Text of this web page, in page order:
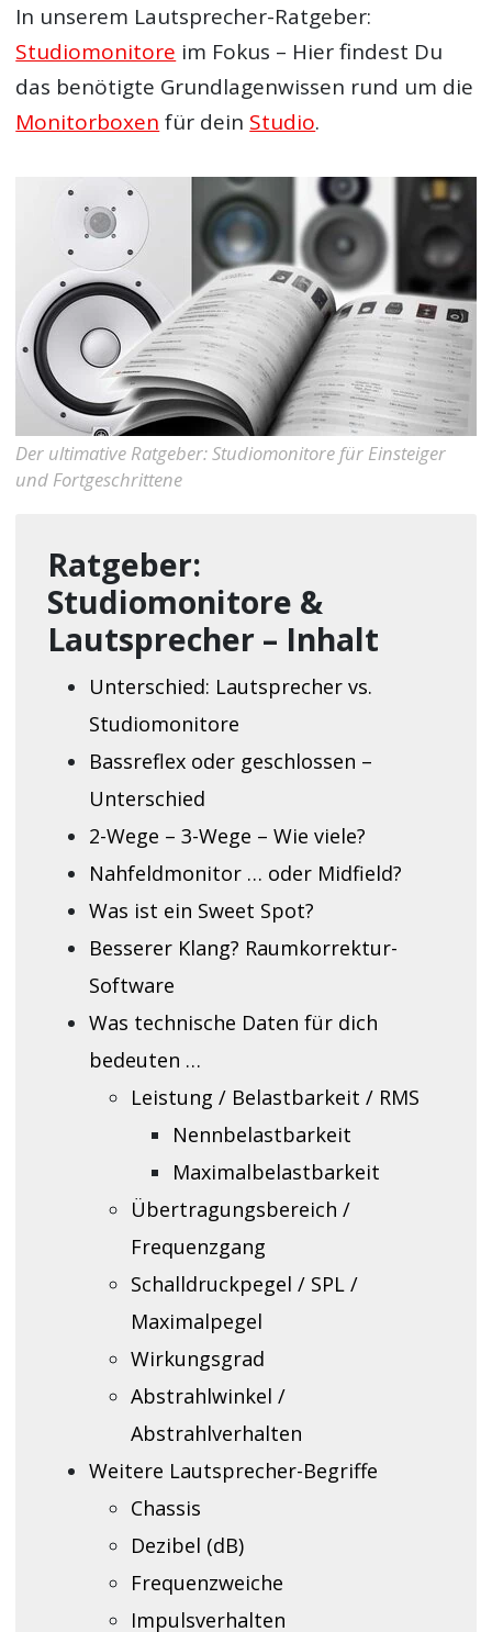
In unserem Lautsprecher-Ratgeber:
Studiomonitore im Fokus – Hier findest Du
das benötigte Grundlagenwissen rund um die
Monitorboxen für dein Studio.
Der ultimative Ratgeber: Studiomonitore für Einsteiger
und Fortgeschrittene
Ratgeber:
Studiomonitore &
Lautsprecher – Inhalt
Unterschied: Lautsprecher vs.
Studiomonitore
Bassreflex oder geschlossen –
Unterschied
2-Wege – 3-Wege – Wie viele?
Nahfeldmonitor … oder Midfield?
Was ist ein Sweet Spot?
Besserer Klang? Raumkorrektur-
Software
Was technische Daten für dich
bedeuten …
Leistung / Belastbarkeit / RMS
Nennbelastbarkeit
Maximalbelastbarkeit
Übertragungsbereich /
Frequenzgang
Schalldruckpegel / SPL /
Maximalpegel
Wirkungsgrad
Abstrahlwinkel /
Abstrahlverhalten
Weitere Lautsprecher-Begriffe
Chassis
Dezibel (dB)
Frequenzweiche
Impulsverhalten